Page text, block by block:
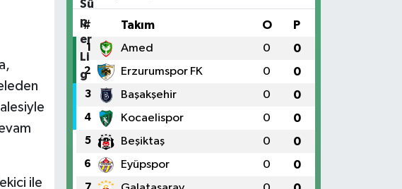
ile
# Takım O P
1 Amed 0 0
2 Erzurumspor FK 0 0
3 Başakşehir 0 0
4 Kocaelispor 0 0
5 Beşiktaş 0 0
6 Eyüpspor 0 0